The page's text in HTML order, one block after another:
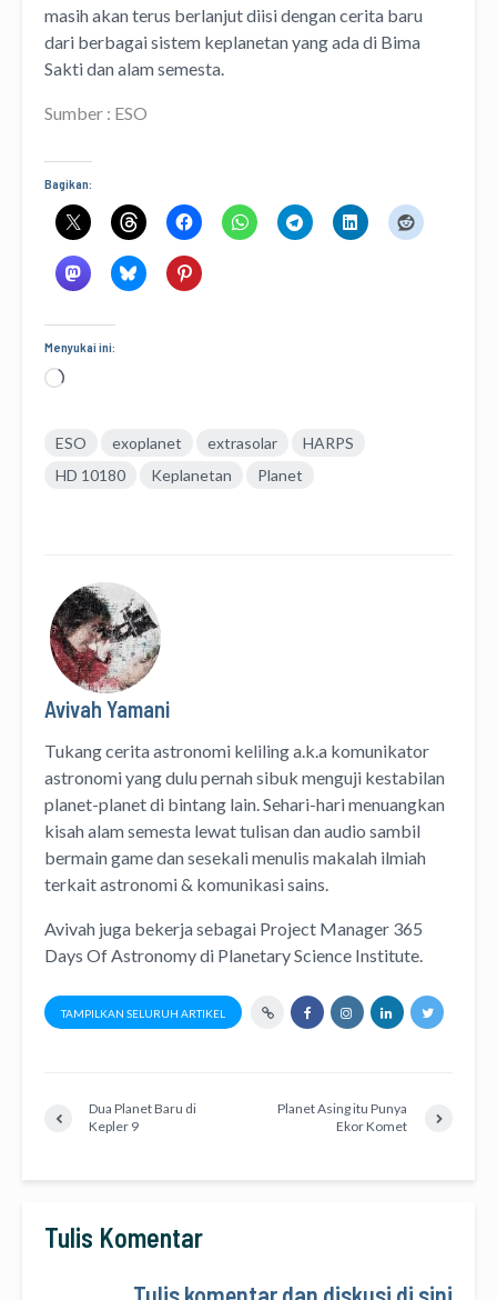
masih akan terus berlanjut diisi dengan cerita baru
dari berbagai sistem keplanetan yang ada di Bima
Sakti dan alam semesta.
Sumber : ESO
Bagikan:
Menyukai ini:
Memuat...
ESO exoplanet extrasolar
HARPS
HD 10180
Keplanetan Planet
Avivah Yamani
Tukang cerita astronomi kelilinga.k.a komunikator
astronomiyang dulu pernah sibuk menguji kestabilan
planet-planet di bintang lain. Sehari-hari menuangkan
kisah alam semesta lewattulisandanaudio sambil
bermain game dan sesekali menulis makalah ilmiah
terkait astronomi & komunikasi sains.
Avivah juga bekerja sebagai Project Manager 365
Days Of Astronomydi Planetary Science Institute.
TAMPILKAN SELURUH ARTIKEL
Dua Planet Baru di
Kepler 9
Planet Asing itu Punya
Ekor Komet
Tulis Komentar